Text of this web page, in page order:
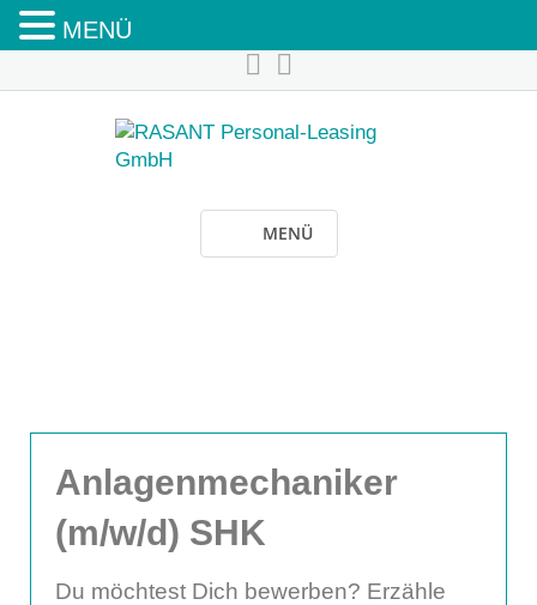
MENÜ
Anlagenmechaniker
(m/w/d) SHK
Du möchtest Dich bewerben? Erzähle
MENÜ